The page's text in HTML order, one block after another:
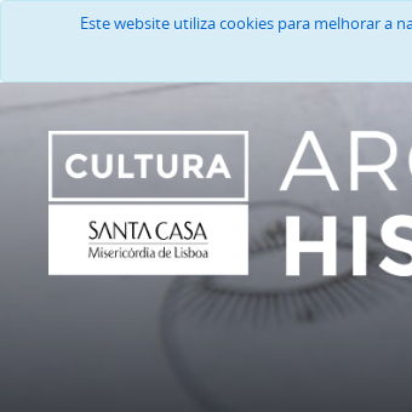
Este website utiliza cookies para melhorar a